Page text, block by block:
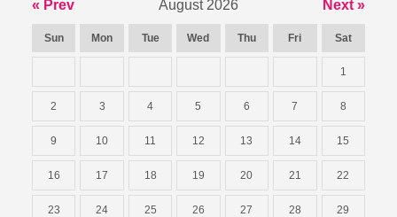
« Prev August 2026 Next »
Sun Mon Tue Wed Thu Fri Sat
1
2 3 4 5 6 7 8
9 10 11 12 13 14 15
16 17 18 19 20 21 22
23 24 25 26 27 28 29